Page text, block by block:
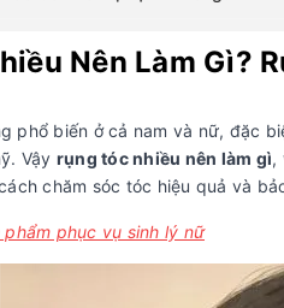
Nên Làm Gì?
phổ biến ở cả nam và nữ, đặc
Vậy rụng tóc nhiều nên làm gì,
chăm sóc tóc hiệu quả và
phục vụ sinh lý nữ